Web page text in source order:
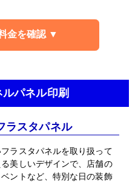
金を確認 ▼
パネル印刷
ラスタパネル
ラスタパネルを取り扱って
美しいデザインで、店舗の
ントなど、特別な日の装飾